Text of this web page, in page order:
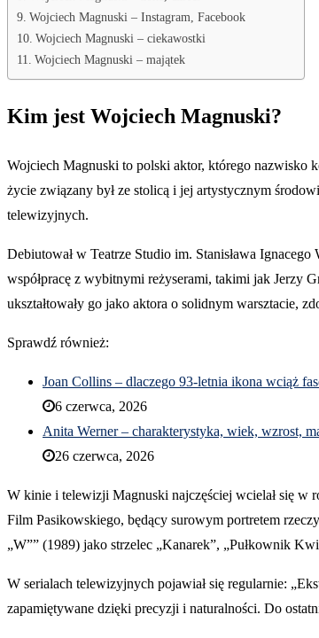
Wojciech Magnuski – Instagram, Facebook
Wojciech Magnuski – ciekawostki
Wojciech Magnuski – majątek
Kim jest Wojciech Magnuski?
Wojciech Magnuski to polski aktor, którego nazwisko
życie związany był ze stolicą i jej artystycznym
telewizyjnych.
Debiutował w Teatrze Studio im. Stanisława
współpracę z wybitnymi reżyserami, takimi jak Jerzy
ukształtowały go jako aktora o solidnym warsztacie,
Sprawdź również:
Joan Collins – dlaczego 93-letnia ikona wciąż
6 czerwca, 2026
Anita Werner – charakterystyka, wiek, wzrost,
26 czerwca, 2026
W kinie i telewizji Magnuski najczęściej wcielał się w
Film Pasikowskiego, będący surowym portretem
„W”” (1989) jako strzelec „Kanarek”, „Pułkownik
W serialach telewizyjnych pojawiał się regularnie:
zapamiętywane dzięki precyzji i naturalności. Do